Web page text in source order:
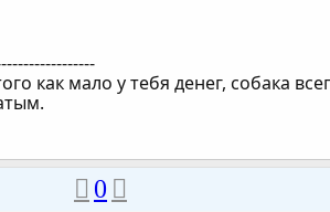
как мало у тебя денег, собака
0